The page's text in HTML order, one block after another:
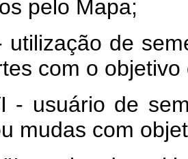
pelo Mapa;
de
com o
de
mudas com